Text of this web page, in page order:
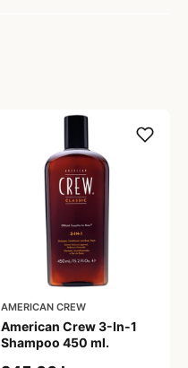
AMERICAN CREW
American Crew 3-In-1
Shampoo 450 ml.